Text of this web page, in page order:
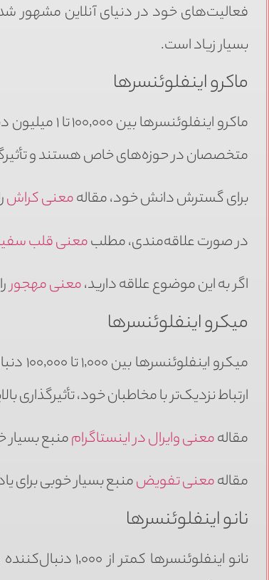
فعالیت‌های خود در دنیای آنلاین مشهور
بسیار زیاد است.
ماکرو اینفلوئنسرها
ماکرو
متخصصان در حوزه‌های خاص هستند و
برای گسترش دانش خود، مقالهمعنی کراش
در صورت علاقه‌مندی، مطلبمعنی قلب
اگر به این موضوع علاقه دارید،معنی مهجور
میکرو اینفلوئنسرها
ارتباط نزدیک‌تر با مخاطبان خود،
مقالهمعنی وایرال در اینستاگراممنبع بسیار
مقالهمعنی تفویضمنبع بسیار خوبی برای
نانو اینفلوئنسرها
نانو